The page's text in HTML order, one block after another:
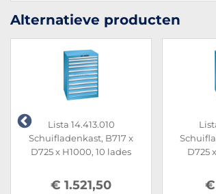
Alternatieve producten
Lista 14.413.010
Schuifladenkast, B717 x
D725 x H1000, 10 lades
€ 1.521,50
D725
€